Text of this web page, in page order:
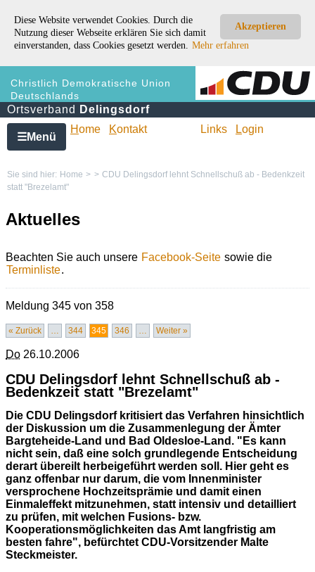
Akzeptieren
Diese Website verwendet Cookies. Durch die
Nutzung dieser Webseite erklären Sie sich damit
einverstanden, dass Cookies gesetzt werden. Mehr erfahren
Christlich Demokratische Union
Deutschlands
Ortsverband Delingsdorf
☰Menü
Home Kontakt Links Login
Sie sind hier: Home > > CDU Delingsdorf lehnt Schnellschuß ab - Bedenkzeit
statt "Brezelamt"
Aktuelles
Beachten Sie auch unsere Facebook-Seite sowie die
Terminliste.
Meldung 345 von 358
« Zurück … 344 345 346 … Weiter »
Do 26.10.2006
CDU Delingsdorf lehnt Schnellschuß ab -
Bedenkzeit statt "Brezelamt"
Die CDU Delingsdorf kritisiert das Verfahren hinsichtlich
der Diskussion um die Zusammenlegung der Ämter
Bargteheide-Land und Bad Oldesloe-Land. "Es kann
nicht sein, daß eine solch grundlegende Entscheidung
derart übereilt herbeigeführt werden soll. Hier geht es
ganz offenbar nur darum, die vom Innenminister
versprochene Hochzeitsprämie und damit einen
Einmaleffekt mitzunehmen, statt intensiv und detailliert
zu prüfen, mit welchen Fusions- bzw.
Kooperationsmöglichkeiten das Amt langfristig am
besten fahre", befürchtet CDU-Vorsitzender Malte
Steckmeister.